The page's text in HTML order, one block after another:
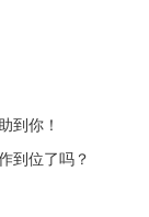
到你！
到位了吗？